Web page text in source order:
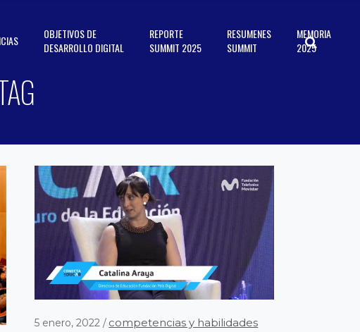
OBJETIVOS DE
DESARROLLO DIGITAL
REPORTE
SUMMIT 2025
RESUMENES
SUMMIT
MEMORIA
2025
5 enero, 2022 competencias y habilidades